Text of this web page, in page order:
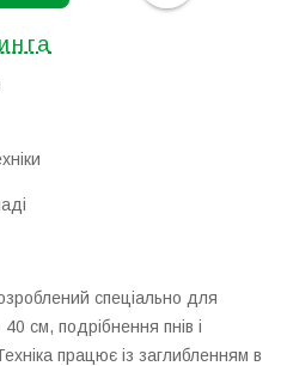
спеціально для
см, подрібнення пнів і
працює із заглибленням в